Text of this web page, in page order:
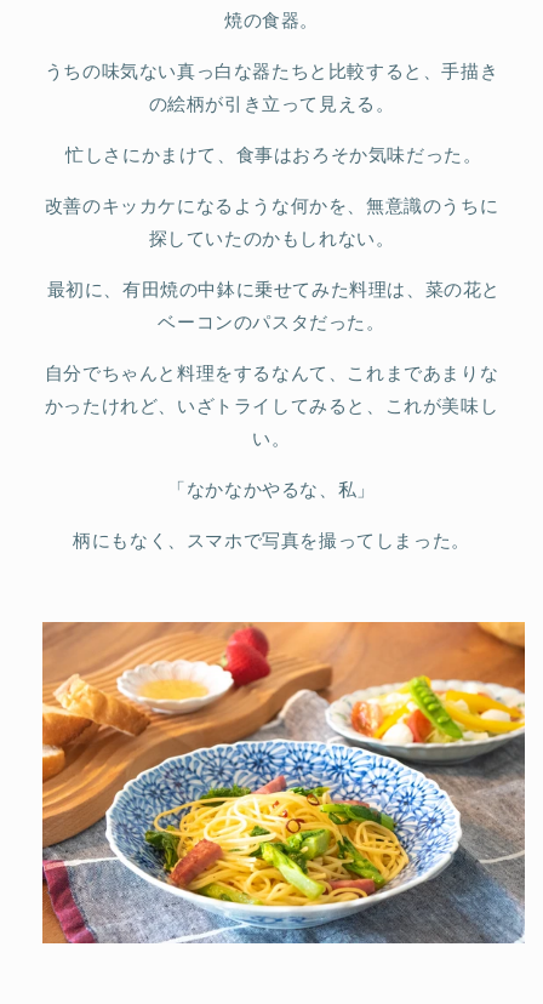
焼の食器。
うちの味気ない真っ白な器たちと比較すると、手描き
の絵柄が引き立って見える。
忙しさにかまけて、食事はおろそか気味だった。
改善のキッカケになるような何かを、無意識のうちに
探していたのかもしれない。
最初に、有田焼の中鉢に乗せてみた料理は、菜の花と
ベーコンのパスタだった。
自分でちゃんと料理をするなんて、これまであまりな
かったけれど、いざトライしてみると、これが美味し
い。
「なかなかやるな、私」
柄にもなく、スマホで写真を撮ってしまった。